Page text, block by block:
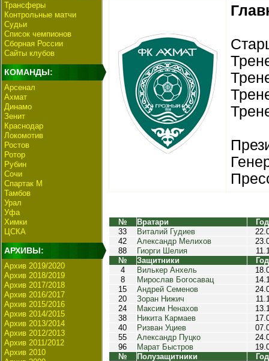
Трансферы
Контрольные матчи
Судьи
Список чемпионов
Сборная России
Сайты клубов
КОМАНДЫ:
Арсенал
Ахмат
Динамо
Зенит
Краснодар
Локомотив
Ростов
Ротор
Рубин
Сочи
Спартак М
Тамбов
Урал
Уфа
Химки
ЦСКА
АРХИВЫ:
Архив 2019/2020
Архив 2018/2019
Архив 2017/2018
Архив 2016/2017
Архив 2015/2016
Архив 2014/2015
Архив 2013/2014
Архив 2012/2013
Архив 2011/2012
Архив 2010
№ Вратари
33
Виталий Гудиев
42
Александр Мелихов
88
Гиорги Шелия
№
Защитники
4
Вилькер Анхель
8
Мирослав Богосавац
15
Андрей Семенов
20
Зоран Нижич
24
Максим Ненахов
38
Никита Кармаев
40
Ризван Уциев
55
Александр Пуцко
96
Марат Быстров
№
Полузащитники